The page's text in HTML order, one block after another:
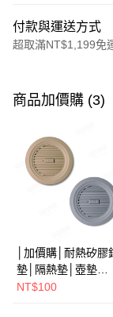
付款與運送方式
超取滿NT$1,199免
信用卡一次付款
Apple Pay
街口支付
Google Pay
全盈+PAY
商品加價購 (3)
│加價購│耐熱矽膠
墊│隔熱墊│壺墊
NT$100